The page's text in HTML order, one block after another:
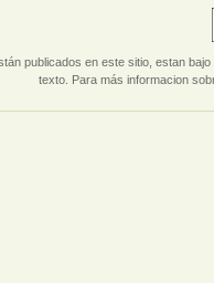
publicados en este sitio, estan
texto. Para más informacion